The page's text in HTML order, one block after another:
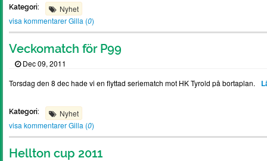
Kategori:
Nyhet
visa kommentarerGilla (0)
Veckomatch för P99
Dec 09, 2011
Torsdag den 8 dec hade vi en flyttad seriematch mot HK Tyrold på bortaplan.
Kategori:
Nyhet
visa kommentarerGilla (0)
Hellton cup 2011